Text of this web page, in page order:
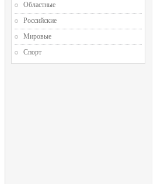
Областные
Российские
Мировые
Спорт